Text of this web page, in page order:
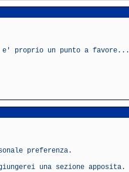
e' proprio un punto a favore...
preferenza.
una sezione apposita.